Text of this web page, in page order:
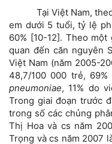
Tại Việt Nam, theo
em dưới 5 tuổi, tỷ lệ
60% [10-12]. Theo
quan đến căn nguyên
Việt Nam (năm 2005-
48,7/100 000 trẻ,
pneumoniae, 11% do
Trong giai đoạn trước
trong số các chủng
Thị Hoa và cs năm
Trọng và cs năm 2007